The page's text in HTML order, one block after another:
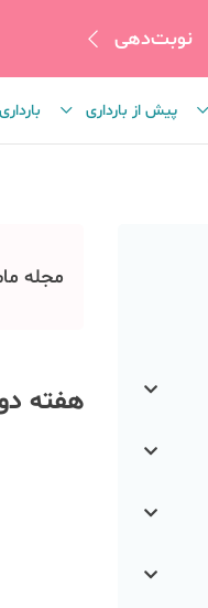
نوبت‌دهی
پیش از بارداری بارداری
مجله
هفته